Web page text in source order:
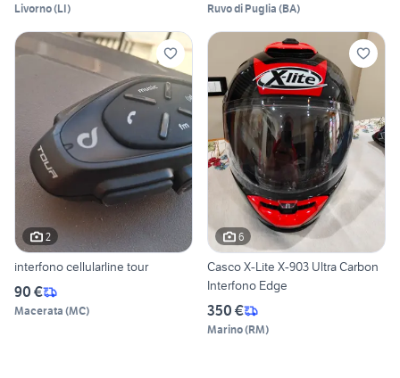
Livorno(LI) Ruvo di Puglia (BA)
2
interfono cellularline tour
90 €
Macerata (MC)
6
Casco X-Lite X-903 Ultra Carbon
Interfono Edge
350 €
Marino(RM)